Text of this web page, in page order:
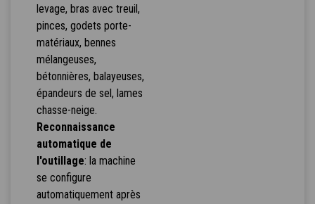
levage, bras avec treuil,
pinces, godets porte-
matériaux, bennes
mélangeuses,
bétonnières, balayeuses,
épandeurs de sel, lames
chasse-neige.
Reconnaissance
automatique de
l'outillage: la machine
se configure
automatiquement après